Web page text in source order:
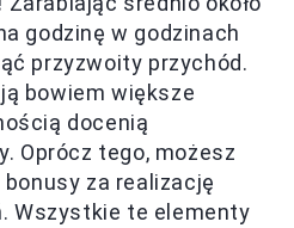
godzinę w godzinach
przyzwoity przychód.
bowiem większe
docenią
Oprócz tego, możesz
za realizację
Wszystkie te elementy